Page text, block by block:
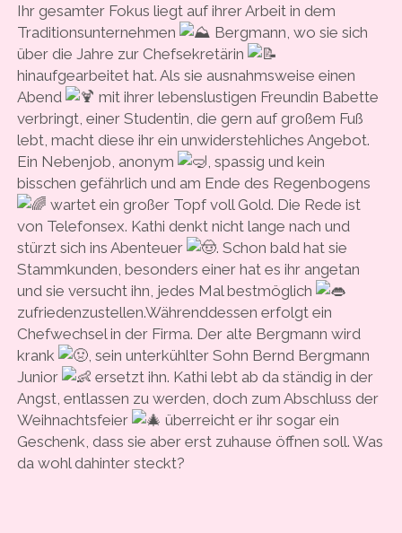
Ihr gesamter Fokus liegt auf ihrer Arbeit in dem
Traditionsunternehmen
Bergmann, wo sie sich
über die Jahre zur Chefsekretärin
hinaufgearbeitet hat. Als sie ausnahmsweise einen
Abend
mit ihrer lebenslustigen Freundin Babette
verbringt, einer Studentin, die gern auf großem Fuß
lebt, macht diese ihr ein unwiderstehliches Angebot.
Ein Nebenjob, anonym
, spassig und kein
bisschen gefährlich und am Ende des Regenbogens
wartet ein großer Topf voll Gold. Die Rede ist
von Telefonsex. Kathi denkt nicht lange nach und
stürzt sich ins Abenteuer
. Schon bald hat sie
Stammkunden, besonders einer hat es ihr angetan
und sie versucht ihn, jedes Mal bestmöglich
zufriedenzustellen.Währenddessen erfolgt ein
Chefwechsel in der Firma. Der alte Bergmann wird
krank
, sein unterkühlter Sohn Bernd Bergmann
Junior
ersetzt ihn. Kathi lebt ab da ständig in der
Angst, entlassen zu werden, doch zum Abschluss der
Weihnachtsfeier
überreicht er ihr sogar ein
Geschenk, dass sie aber erst zuhause öffnen soll. Was
da wohl dahinter steckt?